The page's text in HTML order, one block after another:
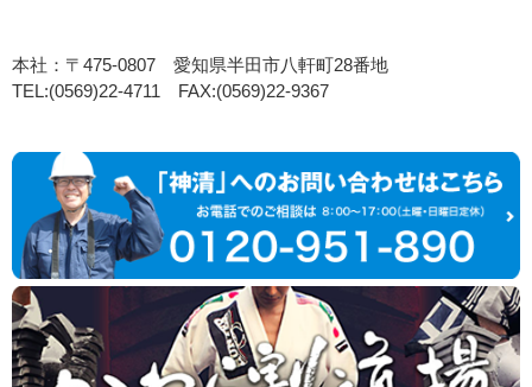
本社：〒475-0807 愛知県半田市八軒町28番地
TEL:(0569)22-4711 FAX:(0569)22-9367